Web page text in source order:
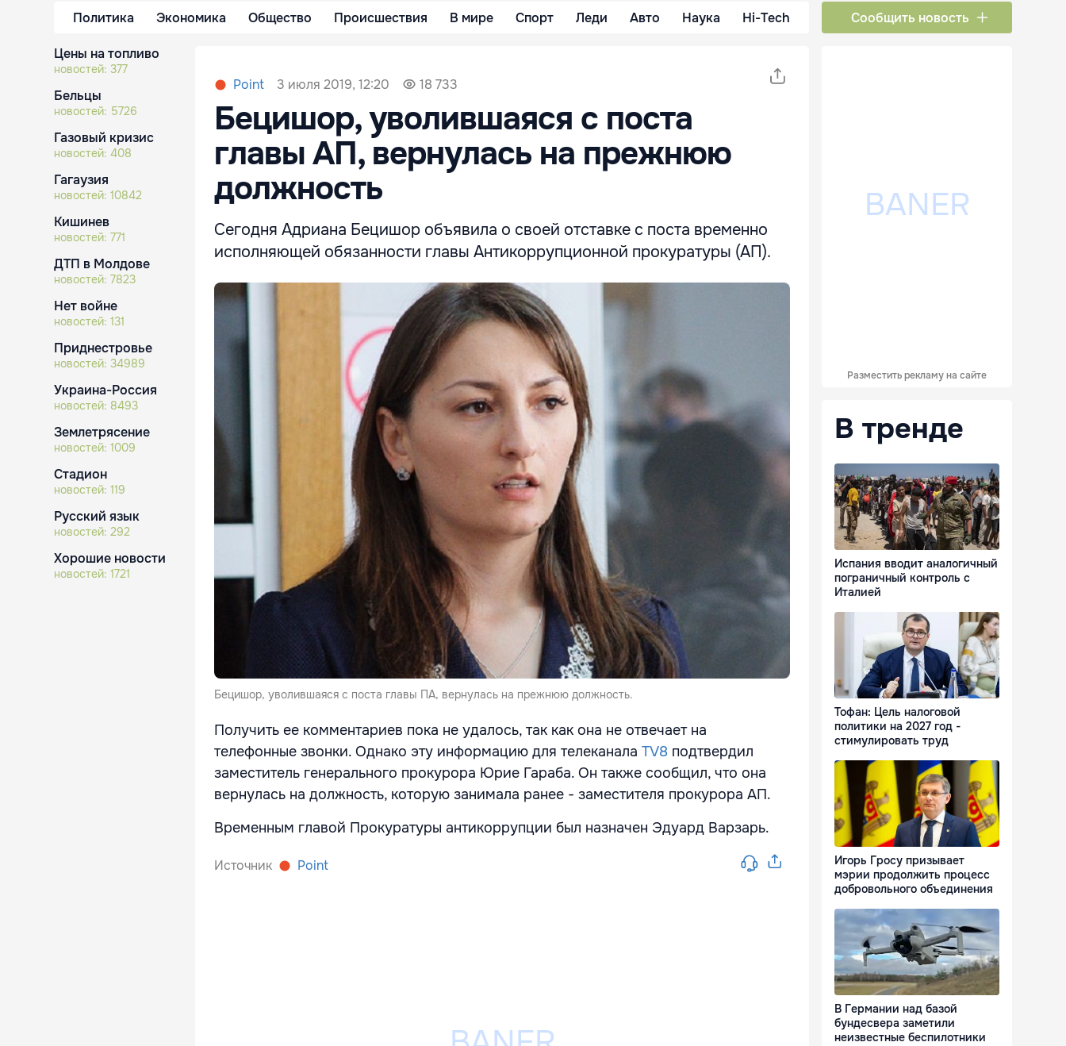
Политика Экономика Общество Происшествия В мире Спорт Леди Авто Наука Hi-Tech Сообщить новость
Цены на топливо
новостей: 377
Бельцы
новостей: 5726
Газовый кризис
новостей: 408
Гагаузия
новостей: 10842
Кишинев
новостей: 771
ДТП в Молдове
новостей: 7823
Нет войне
новостей: 131
Приднестровье
новостей: 34989
Украина-Россия
новостей: 8493
Землетрясение
новостей: 1009
Стадион
новостей: 119
Русский язык
новостей: 292
Хорошие новости
новостей: 1721
Point 3 июля 2019, 12:20 18 733
Бецишор, уволившаяся с поста
главы АП, вернулась на прежнюю
должность
Сегодня Адриана Бецишор объявила о своей отставке с поста временно
исполняющей обязанности главы Антикоррупционной прокуратуры (АП).
Бецишор, уволившаяся с поста главы ПА, вернулась на прежнюю должность.
Получить ее комментариев пока не удалось, так как она не отвечает на
телефонные звонки. Однако эту информацию для телеканала TV8 подтвердил
заместитель генерального прокурора Юрие Гараба. Он также сообщил, что она
вернулась на должность, которую занимала ранее - заместителя прокурора АП.
Временным главой Прокуратуры антикоррупции был назначен Эдуард Варзарь.
Источник Point
Разместить рекламу на сайте
В тренде
Испания вводит аналогичный
пограничный контроль с
Италией
Тофан: Цель налоговой
политики на 2027 год -
стимулировать труд
Игорь Гросу призывает
мэрии продолжить процесс
добровольного объединения
В Германии над базой
бундесвера заметили
неизвестные беспилотники